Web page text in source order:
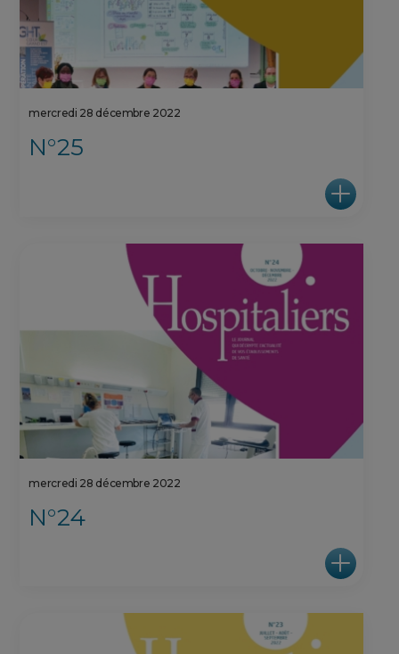
mercredi 28 décembre 2022
N°25
mercredi 28 décembre 2022
N°24